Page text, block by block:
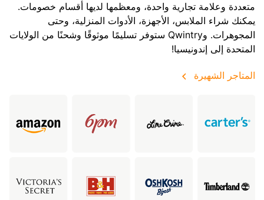
متعددة وعلامة تجارية واحدة، ومعظمها لديها أقسام خصومات.
يمكنك شراء الملابس، الأجهزة، الأدوات المنزلية، وحتى
المجوهرات. وQwintry ستوفر تسليمًا موثوقًا وشحنًا من الولايات
المتحدة إلى إندونيسيا!
المتاجر الشهيرة